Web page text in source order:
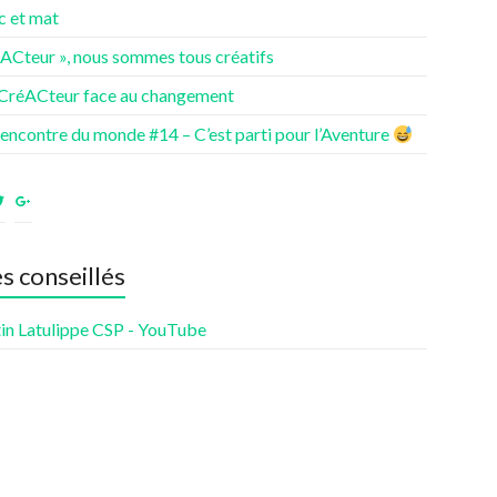
et mat
», nous sommes tous créatifs
face au changement
du monde #14 – C’est parti pour l’Aventure
Voir
Samsenie
sur
samsenie
sur
conseillés
Latulippe CSP - YouTube